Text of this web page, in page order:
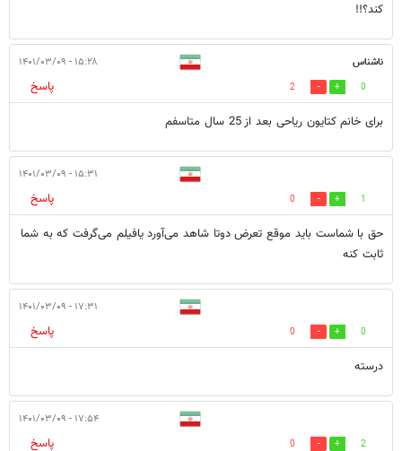
کند؟!!
ناشناس ۱۵:۲۸ - ۱۴۰۱/۰۳/۰۹
0
2
پاسخ
برای خانم کتایون ریاحی بعد از 25 سال متاسفم
۱۵:۳۱ - ۱۴۰۱/۰۳/۰۹
1
0
پاسخ
حق با شماست باید موقع تعرض دوتا شاهد می‌آورد یافیلم می‌گرفت که به شما
ثابت کنه
۱۷:۳۱ - ۱۴۰۱/۰۳/۰۹
0
0
پاسخ
درسته
۱۷:۵۴ - ۱۴۰۱/۰۳/۰۹
2
0
پاسخ